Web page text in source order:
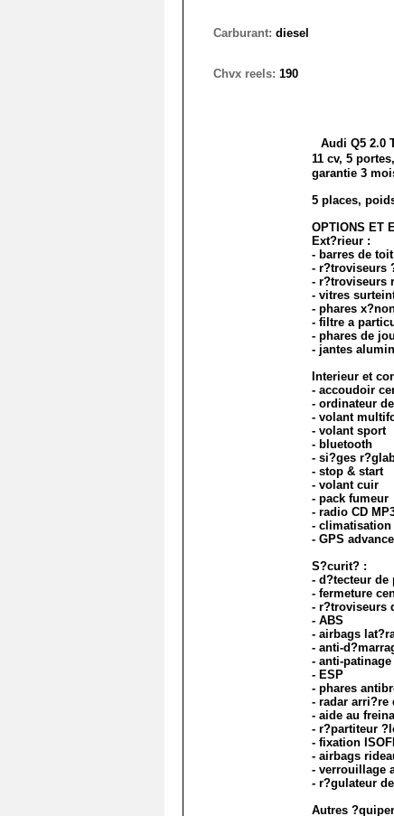
Carburant: diesel
Chvx reels: 190
Audi Q5 2.0
11 cv, 5
garantie 3
5 places,
OPTIONS ET
Ext?rieur :
- barres de toit
- r?troviseurs
- r?troviseurs
- vitres
- phares
- filtre a
- phares de
- jantes
Interieur et
- accoudoir
- ordinateur
- volant
- volant sport
- bluetooth
- si?ges
- stop & start
- volant cuir
- pack fumeur
- radio CD
- climatisation
- GPS
S?curit? :
- d?tecteur de
- fermeture
- r?troviseurs
- ABS
- airbags
- anti-
- anti-patinage
- ESP
- phares
- radar arri?re
- aide au
- r?partiteur
- fixation
- airbags
- verrouillage
- r?gulateur
Autres